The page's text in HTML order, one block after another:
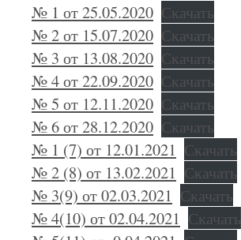
№ 1 от 25.05.2020 Скачать
№ 2 от 15.07.2020 Скачать
№ 3 от 13.08.2020 Скачать
№ 4 от 22.09.2020 Скачать
№ 5 от 12.11.2020 Скачать
№ 6 от 28.12.2020 Скачать
№ 1 (7) от 12.01.2021 Скачать
№ 2 (8) от 13.02.2021 Скачать
№ 3(9) от 02.03.2021 Скачать
№ 4(10) от 02.04.2021 Скачать